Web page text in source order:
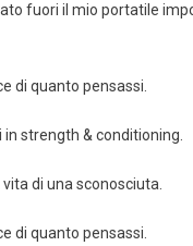
fuori il mio portatile
di quanto pensassi.
in strength & conditioning.
di una sconosciuta.
di quanto pensassi.